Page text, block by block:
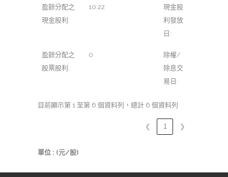
盈餘分配之
現金股利:
10.22
現金股
利發放
日:
盈餘分配之
股票股利:
0
除權/
除息交
易日:
目前顯示第 1 至第 6 個資料列，總計 6 個資料列
❮ 1 ❯
單位 : (元/股)